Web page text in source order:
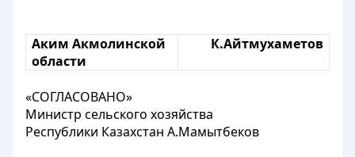
Аким Акмолинской
области
К.Айтмухаметов
«СОГЛАСОВАНО»
Министр сельского хозяйства
Республики Казахстан А.Мамытбеков